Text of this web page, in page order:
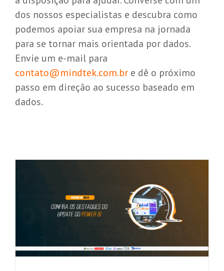
dos nossos especialistas e descubra como
podemos apoiar sua empresa na jornada
para se tornar mais orientada por dados.
Envie um e-mail para
contato@mindtek.com.bre dê o próximo
passo em direção ao sucesso baseado em
dados.
Destaques do Update Power BI de